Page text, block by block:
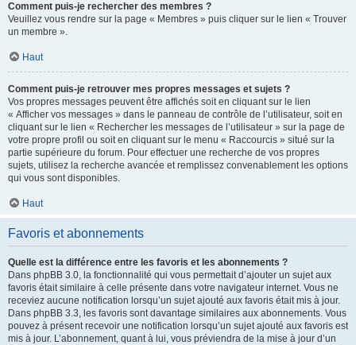
Comment puis-je rechercher des membres ?
Veuillez vous rendre sur la page « Membres » puis cliquer sur le lien « Trouver
un membre ».
Haut
Comment puis-je retrouver mes propres messages et sujets ?
Vos propres messages peuvent être affichés soit en cliquant sur le lien
« Afficher vos messages » dans le panneau de contrôle de l’utilisateur, soit en
cliquant sur le lien « Rechercher les messages de l’utilisateur » sur la page de
votre propre profil ou soit en cliquant sur le menu « Raccourcis » situé sur la
partie supérieure du forum. Pour effectuer une recherche de vos propres
sujets, utilisez la recherche avancée et remplissez convenablement les options
qui vous sont disponibles.
Haut
Favoris et abonnements
Quelle est la différence entre les favoris et les abonnements ?
Dans phpBB 3.0, la fonctionnalité qui vous permettait d’ajouter un sujet aux
favoris était similaire à celle présente dans votre navigateur internet. Vous ne
receviez aucune notification lorsqu’un sujet ajouté aux favoris était mis à jour.
Dans phpBB 3.3, les favoris sont davantage similaires aux abonnements. Vous
pouvez à présent recevoir une notification lorsqu’un sujet ajouté aux favoris est
mis à jour. L’abonnement, quant à lui, vous préviendra de la mise à jour d’un